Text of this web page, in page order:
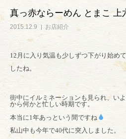
真っ赤ならーめん とまこ 上
2015.12.9 お店紹介
12月に入り気温も少しずつ下がり始め
したね。
街中にイルミネーションも見られ、い
から何かと忙しい時期です。
本当に1年あっという間ですね
私山中も今年で40代に突入しました。
お問い合わせ